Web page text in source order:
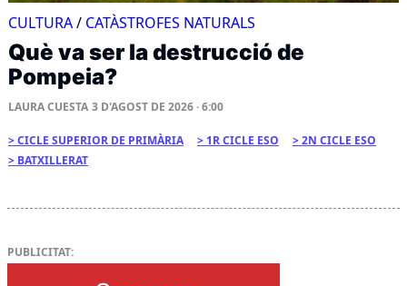
CULTURA/ CATÀSTROFES NATURALS
Què va ser la destrucció de
Pompeia?
LAURA CUESTA 3 D'AGOST DE 2026 · 6:00
CICLE SUPERIOR DE PRIMÀRIA 1R CICLE ESO
2N CICLE ESO
BATXILLERAT
PUBLICITAT: